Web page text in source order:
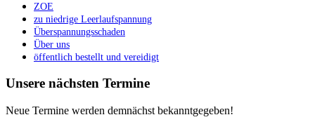
ZOE
zu niedrige Leerlaufspannung
Überspannungsschaden
Über uns
öffentlich bestellt und vereidigt
Unsere nächsten Termine
Neue Termine werden demnächst bekanntgegeben!